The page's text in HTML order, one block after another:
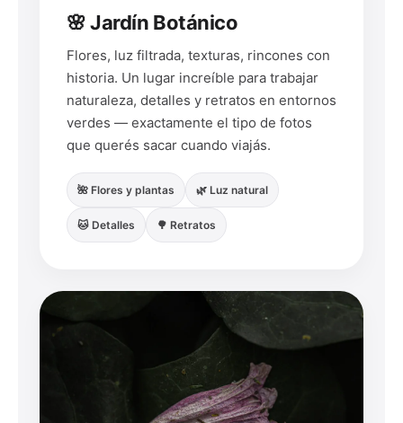
🌸 Jardín Botánico
Flores, luz filtrada, texturas, rincones con
historia. Un lugar increíble para trabajar
naturaleza, detalles y retratos en entornos
verdes — exactamente el tipo de fotos
que querés sacar cuando viajás.
🌺 Flores y plantas 🌿 Luz natural
🐱 Detalles 🌳 Retratos